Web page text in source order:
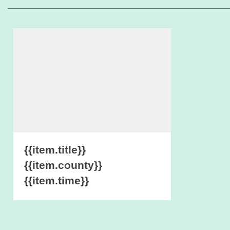
{{item.title}}
{{item.county}}
{{item.time}}